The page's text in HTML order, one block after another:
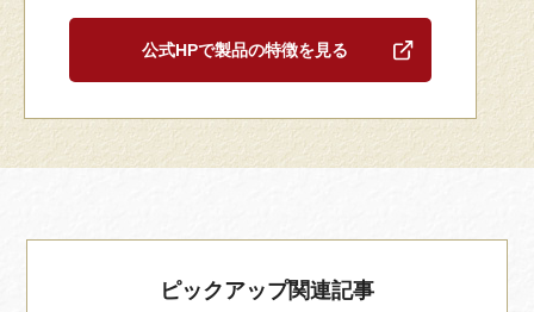
公式HPで製品の特徴を見る
ピックアップ関連記事